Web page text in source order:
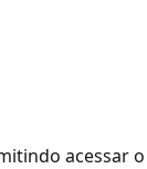
acessar